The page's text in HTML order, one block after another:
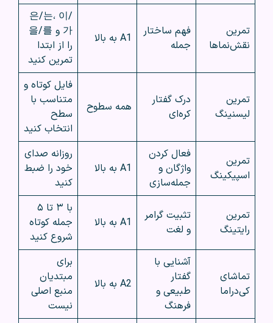
تمرین
نقش‌نماها
فهم ساختار
جمله
A1 به بالا
은/는، 이/
가 و 을/를
را از ابتدا
تمرین کنید
تمرین
لیسنینگ
درک گفتار
کره‌ای
همه سطوح
فایل کوتاه و
متناسب با
سطح
انتخاب کنید
تمرین
اسپیکینگ
فعال کردن
واژگان و
جمله‌سازی
A1 به بالا
روزانه صدای
خود را ضبط
کنید
تمرین
رایتینگ
تثبیت گرامر
و لغت
A1 به بالا
با ۳ تا ۵
جمله کوتاه
شروع کنید
تماشای
کی‌دراما
آشنایی با
گفتار
طبیعی و
فرهنگ
A2 به بالا
برای
مبتدیان
منبع اصلی
نیست